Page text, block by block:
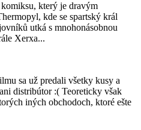
který je dravým
kde se spartský král
utká s mnohonásobnou
Xerxa...
sa už predali všetky kusy a
distribútor :( Teoreticky však
iných obchodoch, ktoré ešte